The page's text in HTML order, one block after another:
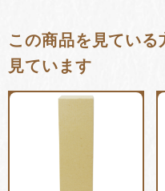
この商品を見ている
見ています